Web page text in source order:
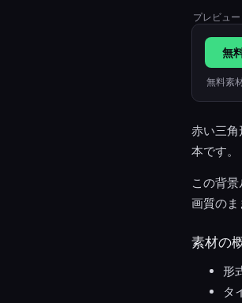
プレビュ
無
無料素
赤い三角
本です。
この背
画質のま
素材の
形
タ